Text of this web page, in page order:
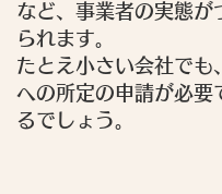
など、事業者の実態が
られます。
たとえ小さい会社でも
への所定の申請が必要
るでしょう。